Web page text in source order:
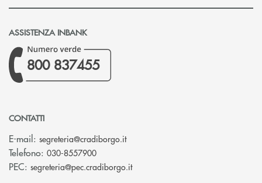
ASSISTENZA INBANK
800 837455
CONTATTI
E-mail: segreteria@cradiborgo.it(si apre l’app di posta elettronica)
Telefono: 030-8557900
PEC: segreteria@pec.cradiborgo.it(si apre l’app di posta